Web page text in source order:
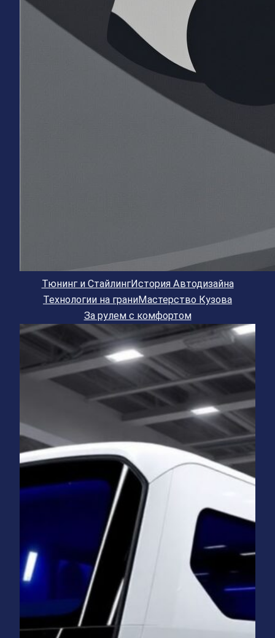
Тюнинг и СтайлингИстория Автодизайна
Технологии на граниМастерство Кузова
За рулем с комфортом